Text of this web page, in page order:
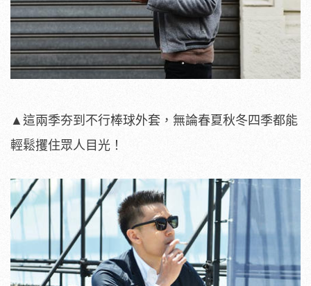
▲這兩季夯到不行棒球外套，無論春夏秋冬四季都能
輕鬆攫住眾人目光！